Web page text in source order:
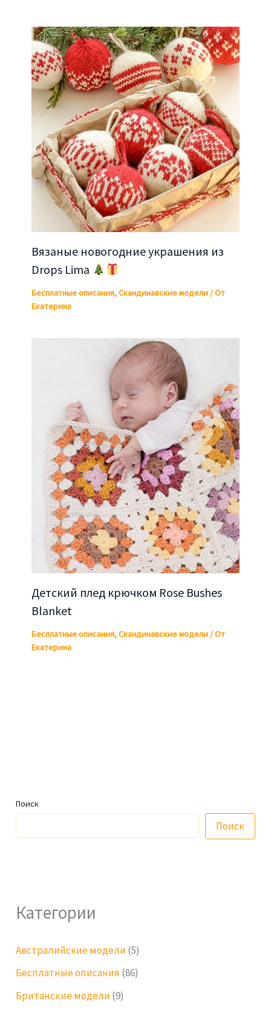
Вязаные новогодние украшения из
Drops Lima
Бесплатные описания,Скандинавские модели/ От
Екатерина
Детский плед крючком Rose Bushes
Blanket
Бесплатные описания,Скандинавские модели/ От
Екатерина
Поиск
Поиск
Категории
Австралийские модели (5)
Бесплатные описания (86)
Британские модели (9)